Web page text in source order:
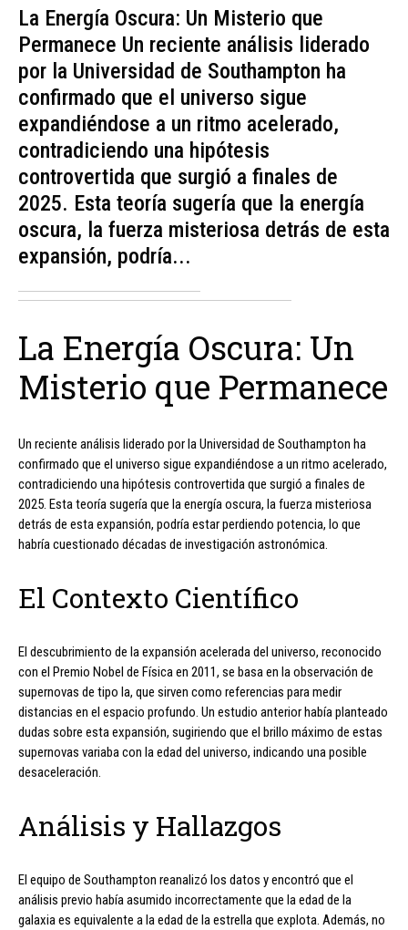
La Energía Oscura: Un Misterio que
Permanece Un reciente análisis liderado
por la Universidad de Southampton ha
confirmado que el universo sigue
expandiéndose a un ritmo acelerado,
contradiciendo una hipótesis
controvertida que surgió a finales de
2025. Esta teoría sugería que la energía
oscura, la fuerza misteriosa detrás de esta
expansión, podría...
La Energía Oscura: Un
Misterio que Permanece
Un reciente análisis liderado por la Universidad de Southampton ha
confirmado que el universo sigue expandiéndose a un ritmo acelerado,
contradiciendo una hipótesis controvertida que surgió a finales de
2025. Esta teoría sugería que la energía oscura, la fuerza misteriosa
detrás de esta expansión, podría estar perdiendo potencia, lo que
habría cuestionado décadas de investigación astronómica.
El Contexto Científico
El descubrimiento de la expansión acelerada del universo, reconocido
con el Premio Nobel de Física en 2011, se basa en la observación de
supernovas de tipo Ia, que sirven como referencias para medir
distancias en el espacio profundo. Un estudio anterior había planteado
dudas sobre esta expansión, sugiriendo que el brillo máximo de estas
supernovas variaba con la edad del universo, indicando una posible
desaceleración.
Análisis y Hallazgos
El equipo de Southampton reanalizó los datos y encontró que el
análisis previo había asumido incorrectamente que la edad de la
galaxia es equivalente a la edad de la estrella que explota. Además, no